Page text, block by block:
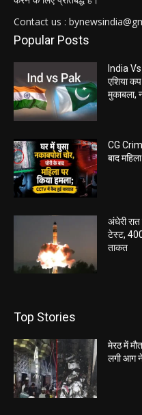
Contact us :
Popular Posts
India
एशिया
मुकाबला,
CG
बाद
अंधेरी
टेस्ट,
ताकत
Top Stories
मेरठ में
लगी आग ने